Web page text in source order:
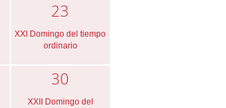
23
XXI Domingo del tiempo
ordinario
30
XXII Domingo del